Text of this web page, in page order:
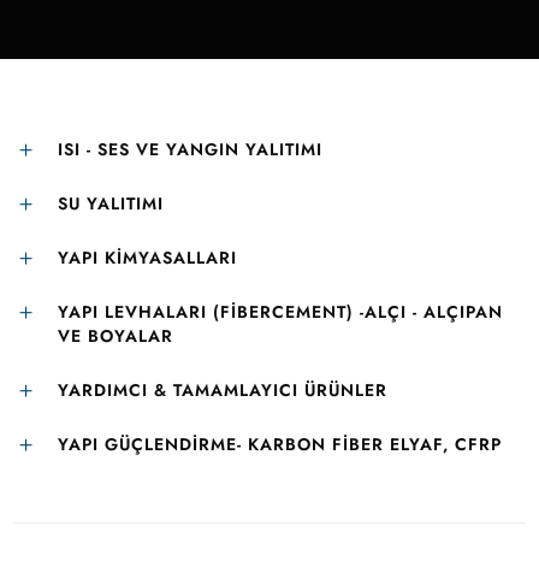
ISI - SES VE YANGIN YALITIMI
SU YALITIMI
YAPI KIMYASALLARI
YAPI LEVHALARI (FIBERCEMENT) -ALÇI - ALÇIPAN
VE BOYALAR
YARDIMCI & TAMAMLAYICI ÜRÜNLER
YAPI GÜÇLENDIRME- KARBON FIBER ELYAF, CFRP